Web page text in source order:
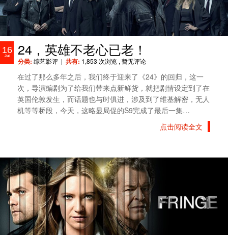
16
Jul 24，英雄不老心已老！
分类: 综艺影评 | 共有: 1,853 次浏览 , 暂无评论
在过了那么多年之后，我们终于迎来了《24》的回归，这一
次，导演编剧为了给我们带来点新鲜货，就把剧情设定到了在
英国伦敦发生，而话题也与时俱进，涉及到了维基解密，无人
机等等桥段，今天，这略显局促的S9完成了最后一集…
点击阅读全文